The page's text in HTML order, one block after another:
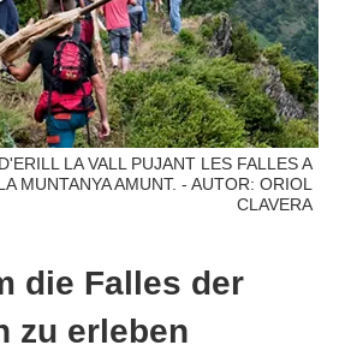
LA VALL PUJANT LES FALLES A
MUNTANYA AMUNT. - AUTOR: ORIOL
CLAVERA
die Falles der
zu erleben